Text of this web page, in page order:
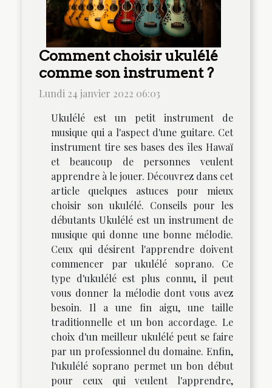
Comment choisir ukulélé
comme son instrument ?
Lundi 24 janvier 2022 06:03
Ukulélé est un petit instrument de
musique qui a l'aspect d'une guitare. Cet
instrument tire ses bases des îles Hawaï
et beaucoup de personnes veulent
apprendre à le jouer. Découvrez dans cet
article quelques astuces pour mieux
choisir son ukulélé. Conseils pour les
débutants Ukulélé est un instrument de
musique qui donne une bonne mélodie.
Ceux qui désirent l'apprendre doivent
commencer par ukulélé soprano. Ce
type d'ukulélé est plus connu, il peut
vous donner la mélodie dont vous avez
besoin. Il a une fin aigu, une taille
traditionnelle et un bon accordage. Le
choix d'un meilleur ukulélé peut se faire
par un professionnel du domaine. Enfin,
l'ukulélé soprano permet un bon début
pour ceux qui veulent l'apprendre,